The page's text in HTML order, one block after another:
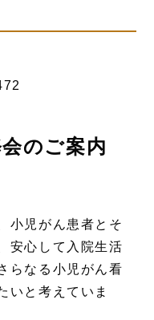
のご案内
小児がん患者とそ
安心して入院生活
らなる小児がん看
いと考えていま